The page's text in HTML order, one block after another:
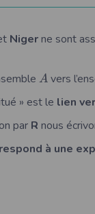
Nigerne sont
Avers
» est le lien
par R nous
à une